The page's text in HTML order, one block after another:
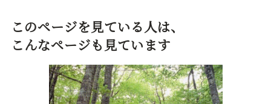
このページを見ている人は、
こんなページも見ています